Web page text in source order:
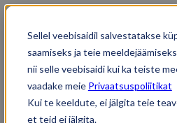
Sellel veebisaidil salvestatakse
saamiseks ja teie
nii selle veebisaidi kui ka teiste
vaadake meie Privaatsuspoliitikat
Kui te keeldute, ei jälgita teie
et teid ei jälgita.